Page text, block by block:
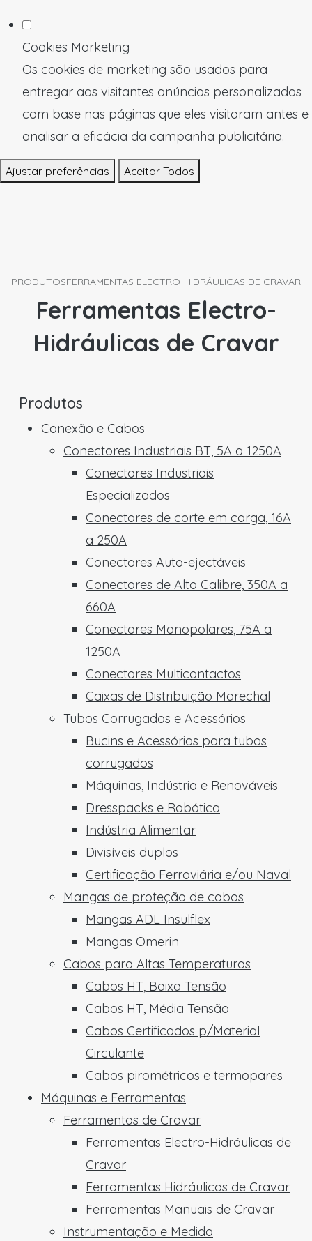
Cookies Marketing
Os cookies de marketing são usados para
entregar aos visitantes anúncios personalizados
com base nas páginas que eles visitaram antes e
analisar a eficácia da campanha publicitária.
Ajustar preferências Aceitar Todos
PRODUTOSFERRAMENTAS ELECTRO-HIDRÁULICAS DE CRAVAR
Ferramentas Electro-
Hidráulicas de Cravar
Produtos
Conexão e Cabos
Conectores Industriais BT, 5A a 1250A
Conectores Industriais
Especializados
Conectores de corte em carga, 16A
a 250A
Conectores Auto-ejectáveis
Conectores de Alto Calibre, 350A a
660A
Conectores Monopolares, 75A a
1250A
Conectores Multicontactos
Caixas de Distribuição Marechal
Tubos Corrugados e Acessórios
Bucins e Acessórios para tubos
corrugados
Máquinas, Indústria e Renováveis
Dresspacks e Robótica
Indústria Alimentar
Divisíveis duplos
Certificação Ferroviária e/ou Naval
Mangas de proteção de cabos
Mangas ADL Insulflex
Mangas Omerin
Cabos para Altas Temperaturas
Cabos HT, Baixa Tensão
Cabos HT, Média Tensão
Cabos Certificados p/Material
Circulante
Cabos pirométricos e termopares
Máquinas e Ferramentas
Ferramentas de Cravar
Ferramentas Electro-Hidráulicas de
Cravar
Ferramentas Hidráulicas de Cravar
Ferramentas Manuais de Cravar
Instrumentação e Medida